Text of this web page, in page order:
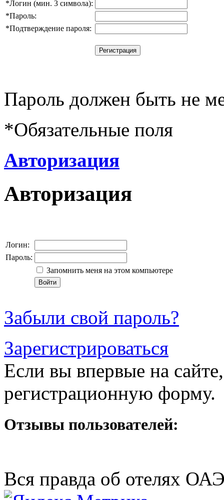
*Логин (мин. 3 символа):
*Пароль:
*Подтверждение пароля:
Пароль должен быть не
*Обязательные поля
Авторизация
Авторизация
Логин:
Пароль:
Запомнить меня на этом компьютере
Забыли свой пароль?
Зарегистрироваться
Если вы впервые на
регистрационную форму.
Отзывы пользователей:
Вся правда об отелях